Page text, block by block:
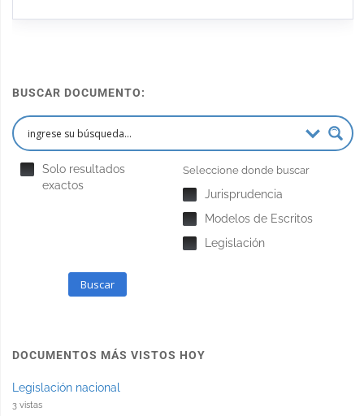
BUSCAR DOCUMENTO:
Solo resultados
exactos
Seleccione donde buscar
Jurisprudencia
Modelos de Escritos
Legislación
Buscar
DOCUMENTOS MÁS VISTOS HOY
Legislación nacional
3 vistas